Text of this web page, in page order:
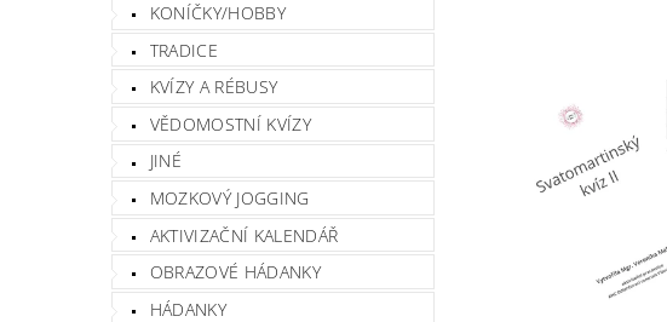
KONÍČKY/HOBBY
TRADICE
KVÍZY A RÉBUSY
VĚDOMOSTNÍ KVÍZY
JINÉ
MOZKOVÝ JOGGING
AKTIVIZAČNÍ KALENDÁŘ
OBRAZOVÉ HÁDANKY
HÁDANKY